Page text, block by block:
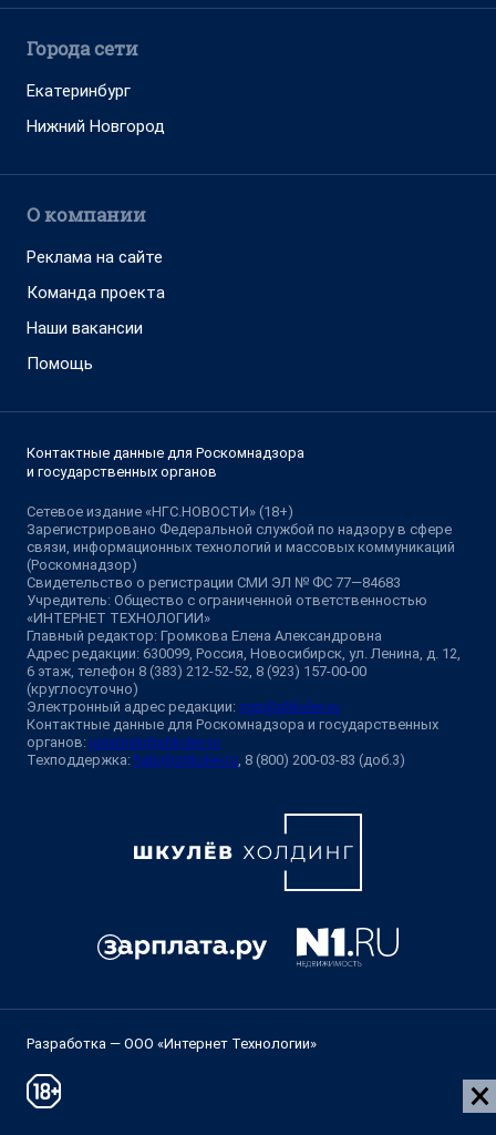
Города сети
Екатеринбург
Нижний Новгород
О компании
Реклама на сайте
Команда проекта
Наши вакансии
Помощь
Контактные данные для Роскомнадзора
и государственных органов
Сетевое издание «НГС.НОВОСТИ» (18+)
Зарегистрировано Федеральной службой по надзору в сфере
связи, информационных технологий и массовых коммуникаций
(Роскомнадзор)
Свидетельство о регистрации СМИ ЭЛ № ФС 77—84683
Учредитель: Общество с ограниченной ответственностью
«ИНТЕРНЕТ ТЕХНОЛОГИИ»
Главный редактор: Громкова Елена Александровна
Адрес редакции: 630099, Россия, Новосибирск, ул. Ленина, д. 12,
6 этаж, телефон 8 (383) 212-52-52, 8 (923) 157-00-00
(круглосуточно)
Электронный адрес редакции: ngs@shkulev.ru
Контактные данные для Роскомнадзора и государственных
органов: juristnsk@shkulev.ru
Техподдержка: help@shkulev.ru , 8 (800) 200-03-83 (доб.3)
Разработка — ООО «Интернет Технологии»